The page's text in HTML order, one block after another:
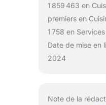
1 859 463 en
premiers en
1 758 en
Date de mise en
2024
Note de la